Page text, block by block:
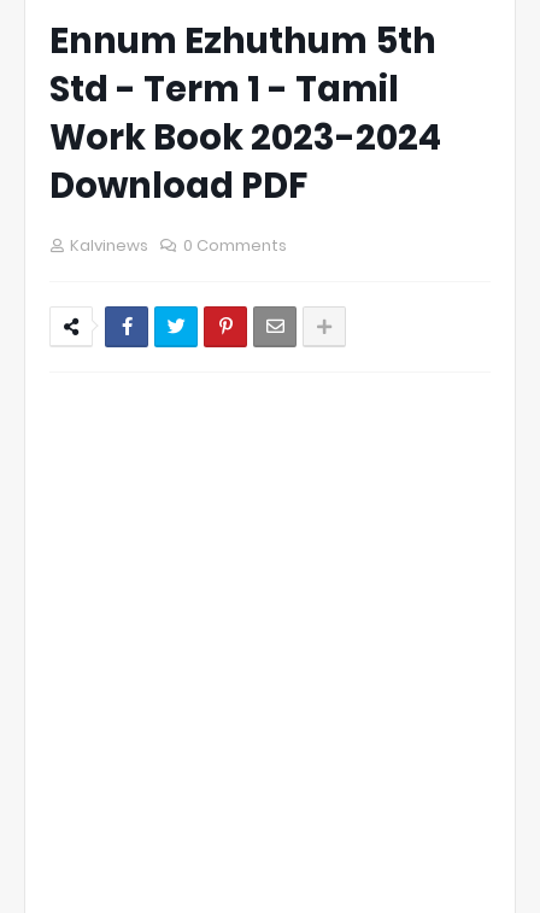
Ennum Ezhuthum 5th
Std - Term 1 - Tamil
Work Book 2023-2024
Download PDF
Kalvinews 0 Comments